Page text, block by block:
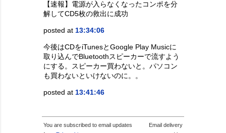
【速報】電源が入らなくなったコンポを分
解してCD5枚の救出に成功
posted at 13:34:06
今後はCDをiTunesとGoogle Play Musicに
取り込んでBluetoothスピーカーで流すよう
にする。スピーカー買わないと。パソコン
も買わないといけないのに。。
posted at 13:41:46
You are subscribed to email updates
Email delivery